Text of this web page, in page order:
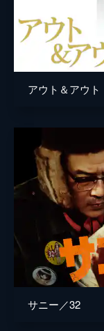
監督
アウト＆アウト
サニー／32